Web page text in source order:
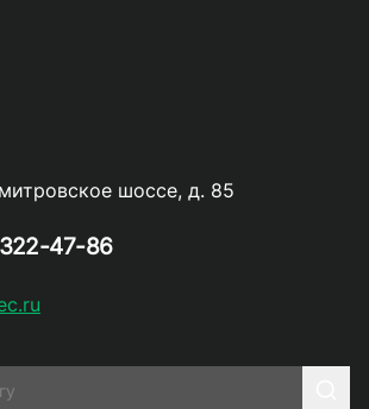
шоссе, д. 85
322-47-86